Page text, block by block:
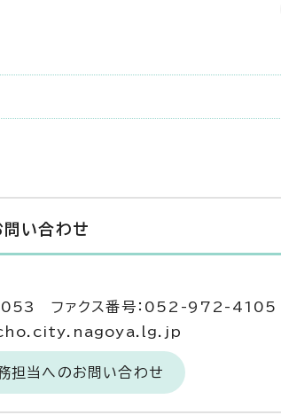
問い合わせ
ファクス番号：052-972-4105
担当へのお問い合わせ